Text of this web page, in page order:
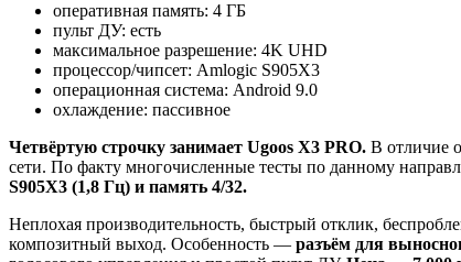
оперативная память: 4 ГБ
пульт ДУ: есть
максимальное разрешение: 4K UHD
процессор/чипсет: Amlogic S905X3
операционная система: Android 9.0
охлаждение: пассивное
Четвёртую строчку занимает Ugoos X3 PRO. В отличие
сети. По факту многочисленные тесты по данному
S905X3 (1,8 Гц) и память 4/32.
Неплохая производительность, быстрый отклик,
композитный выход. Особенность — разъём для